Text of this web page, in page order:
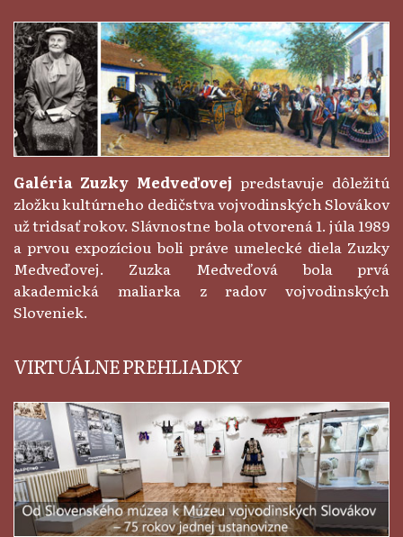
Galéria Zuzky Medveďovej predstavuje dôležitú
zložku kultúrneho dedičstva vojvodinských Slovákov
už tridsať rokov. Slávnostne bola otvorená 1. júla 1989
a prvou expozíciou boli práve umelecké diela Zuzky
Medveďovej. Zuzka Medveďová bola prvá
akademická maliarka z radov vojvodinských
Sloveniek.
VIRTUÁLNE PREHLIADKY